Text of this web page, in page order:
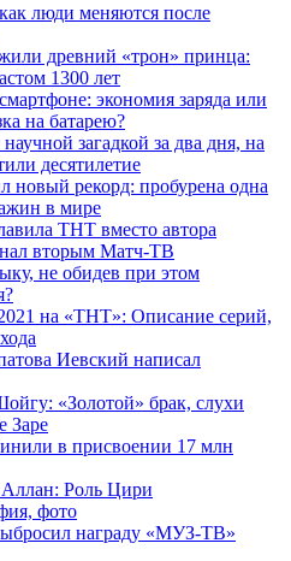
люди меняются после
древний «трон» принца:
1300 лет
экономия заряда или
на батарею?
загадкой за два дня, на
десятилетие
новый рекорд: пробурена одна
в мире
ТНТ вместо автора
вторым Матч-ТВ
не обидев при этом
на «ТНТ»: Описание серий,
Иевский написал
«Золотой» брак, слухи
Заре
в присвоении 17 млн
Роль Цири
фото
награду «МУЗ-ТВ»